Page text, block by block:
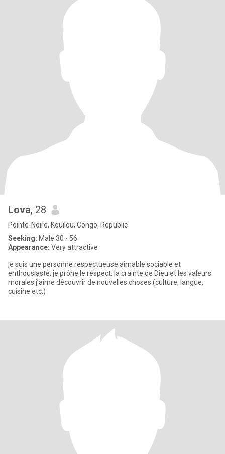
Lova, 28
Pointe-Noire, Kouilou, Congo, Republic
Seeking: Male 30 - 56
Appearance: Very attractive
je suis une personne respectueuse aimable sociable et
enthousiaste. je prône le respect, la crainte de Dieu et les valeurs
morales.j’aime découvrir de nouvelles choses (culture, langue,
cuisine etc.)